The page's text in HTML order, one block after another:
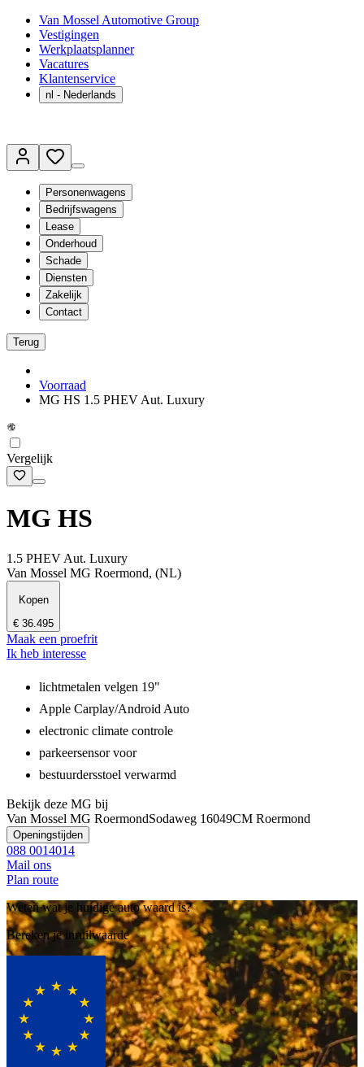
Van Mossel Automotive Group
Vestigingen
Werkplaatsplanner
Vacatures
Klantenservice
nl - Nederlands
Personenwagens
Bedrijfswagens
Lease
Onderhoud
Schade
Diensten
Zakelijk
Contact
Terug
Voorraad
MG HS 1.5 PHEV Aut. Luxury
Vergelijk
MG HS
1.5 PHEV Aut. Luxury
Van Mossel MG Roermond, (NL)
Kopen
€ 36.495
Maak een proefrit
Ik heb interesse
lichtmetalen velgen 19"
Apple Carplay/Android Auto
electronic climate controle
parkeersensor voor
bestuurdersstoel verwarmd
Bekijk deze MG bij
Van Mossel MG RoermondSodaweg 16049CM Roermond
Openingstijden
088 0014014
Mail ons
Plan route
Weten wat je huidige auto waard is?
Bereken je inruilwaarde